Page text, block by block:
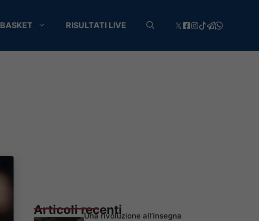
BASKET RISULTATI LIVE
Articoli recentiUna rivoluzione all’insegna